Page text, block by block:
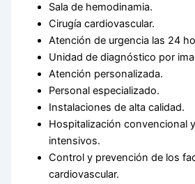
Sala de hemodinamia.
Cirugía cardiovascular.
Atención de urgencia las 24
Unidad de diagnóstico por
Atención personalizada.
Personal especializado.
Instalaciones de alta calidad.
Hospitalización convencional
intensivos.
Control y prevención de los
cardiovascular.